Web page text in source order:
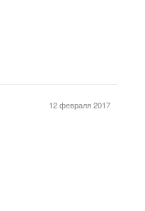
12 февраля 2017